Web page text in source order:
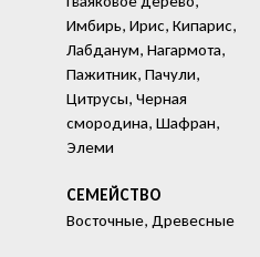
Имбирь, Ирис, Кипарис,
Лабданум, Нагармота,
Пажитник, Пачули,
Цитрусы, Черная
смородина, Шафран,
Элеми
СЕМЕЙСТВО
Восточные, Древесные